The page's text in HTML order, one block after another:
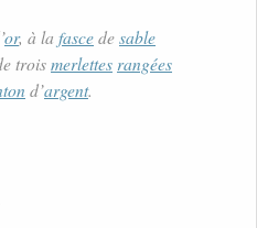
or, à la fascedesable
troismerlettesrangées
d’argent.